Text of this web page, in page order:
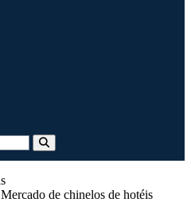
Mercado de chinelos de hotéis